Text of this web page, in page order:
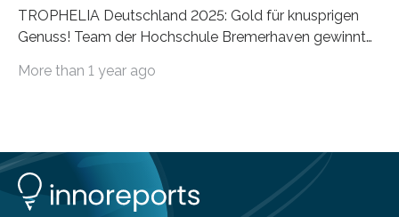
TROPHELIA Deutschland 2025: Gold für knusprigen
Genuss! Team der Hochschule Bremerhaven gewinnt
ECOTROPHELIAMit der Produktidee “Flexi-Nuggets”
Studierende der Lebensmittelwissenschaften und
wurde zum 16. Mal durch den Forschungskreis der
Ernährungsindustrie e. V. (FEI) ausgerichtet. “Flexi-
More than 1 year ago